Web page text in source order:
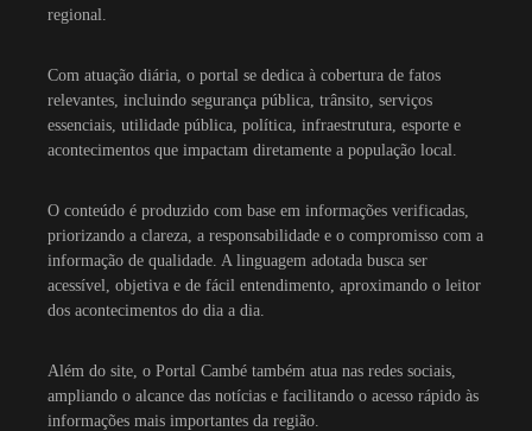
regional.
Com atuação diária, o portal se dedica à cobertura de fatos
relevantes, incluindo segurança pública, trânsito, serviços
essenciais, utilidade pública, política, infraestrutura, esporte e
acontecimentos que impactam diretamente a população local.
O conteúdo é produzido com base em informações verificadas,
priorizando a clareza, a responsabilidade e o compromisso com a
informação de qualidade. A linguagem adotada busca ser
acessível, objetiva e de fácil entendimento, aproximando o leitor
dos acontecimentos do dia a dia.
Além do site, o Portal Cambé também atua nas redes sociais,
ampliando o alcance das notícias e facilitando o acesso rápido às
informações mais importantes da região.